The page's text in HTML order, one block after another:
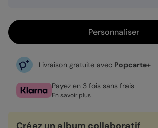
Personnaliser
Livraison gratuite avec Popcarte+
Payez en 3 fois sans frais
En savoir plus